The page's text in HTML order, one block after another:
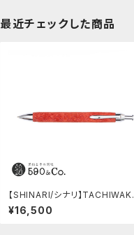
最近チェックした商品
【SHINARI/シナリ】TACHIWAKI
シャープペンシル (エレファント)
¥16,500